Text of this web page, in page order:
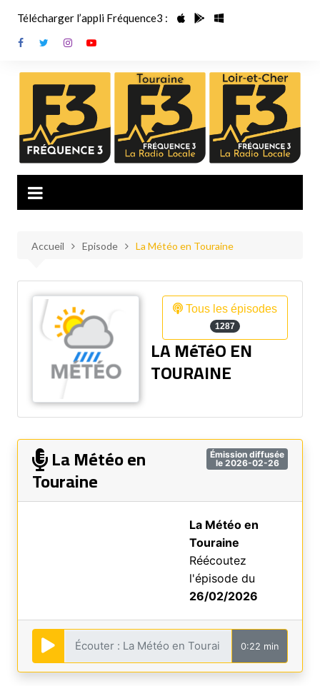
contenu
Télécharger l’appli Fréquence3 :
Accueil Episode La Météo en Touraine
Tous les épisodes
1287
LA MéTéO EN
TOURAINE
Émission diffusée
le 2026-02-26
La Météo en
Touraine
La Météo en
Touraine
Réécoutez
l'épisode du
26/02/2026
0:22 min